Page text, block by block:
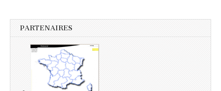
PARTENAIRES